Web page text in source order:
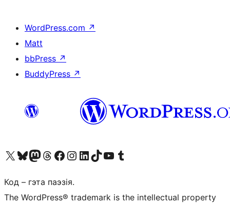
WordPress.com ↗
Matt
bbPress ↗
BuddyPress ↗
Наведайце наш акаўнт у X (былы Twitter)
Visit our Bluesky account
Visit our Mastodon account
Visit our Threads account
Наведаеце нашу старонку на Facebook
Наведайце наш Instagram
Наведайце нашу старонку ў LinkedIn
Visit our TikTok account
Наведайце наш YouTube каналVisit our Tumblr account
Код – гэта паэзія.
The WordPress® trademark is the intellectual property